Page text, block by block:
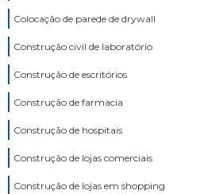
Colocação de parede de drywall
Construção civil de laboratório
Construção de escritórios
Construção de farmacia
Construção de hospitais
Construção de lojas comerciais
Construção de lojas em shopping